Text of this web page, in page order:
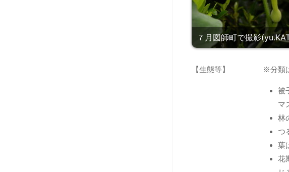
７月図師町で撮影
【生態等】 ※分類
被
マ
林
つ
葉
花